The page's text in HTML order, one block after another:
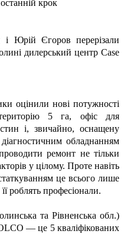
крок
Юрій Єгоров перерізали
дилерський центр Case
оцінили нові потужності
5 га, офіс для
і, звичайно, оснащену
обладнанням
ремонт не тільки
у цілому. Проте навіть
це всього лише
роблять професіонали.
та Рівненська обл.)
— це 5 кваліфікованих